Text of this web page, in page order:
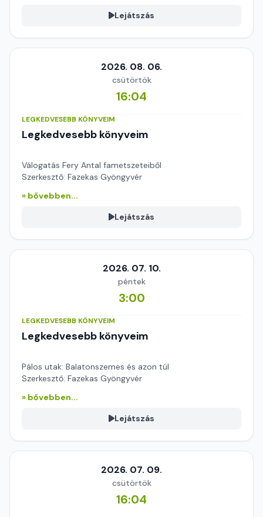
Lejátszás
2026. 08. 06.
csütörtök
16:04
LEGKEDVESEBB KÖNYVEIM
Legkedvesebb könyveim
Válogatás Fery Antal fametszeteiből
Szerkesztő: Fazekas Gyöngyvér
» bővebben...
Lejátszás
2026. 07. 10.
péntek
3:00
LEGKEDVESEBB KÖNYVEIM
Legkedvesebb könyveim
Pálos utak: Balatonszemes és azon túl
Szerkesztő: Fazekas Gyöngyvér
» bővebben...
Lejátszás
2026. 07. 09.
csütörtök
16:04